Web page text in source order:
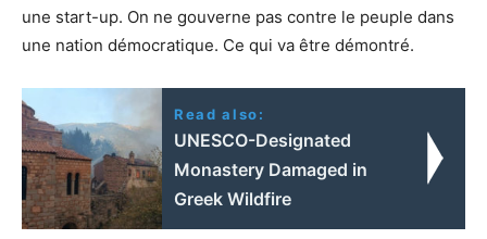
une start-up. On ne gouverne pas contre le peuple dans
une nation démocratique. Ce qui va être démontré.
Read also:
UNESCO-Designated
Monastery Damaged in
Greek Wildfire